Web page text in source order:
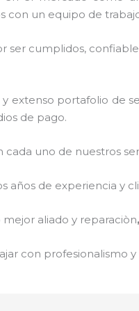
con un equipo de
ser cumplidos,
extenso portafolio de
de pago.
uno de nuestros
años de experiencia y
aliado y reparaciòn,
con profesionalismo y